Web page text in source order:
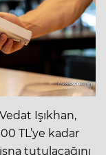
Işıkhan,
TL’ye kadar
tutulacağını